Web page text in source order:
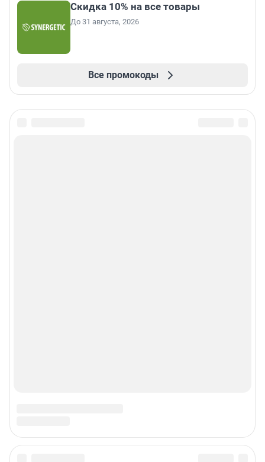
Скидка 10% на все товары
До 31 августа, 2026
Все промокоды